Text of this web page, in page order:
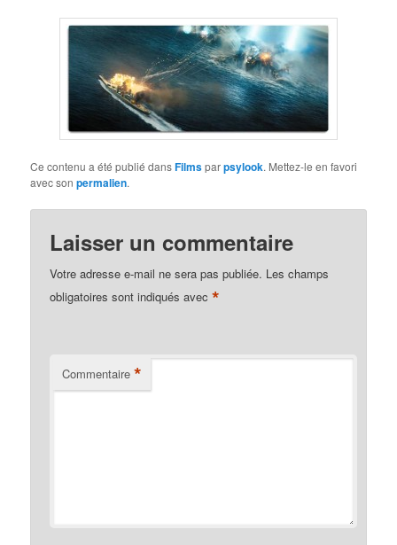
Ce contenu a été publié dansFilmsparpsylook. Mettez-le en favori
avec sonpermalien.
Laisser un commentaire
Votre adresse e-mail ne sera pas publiée. Les champs
obligatoires sont indiqués avec*
Commentaire *